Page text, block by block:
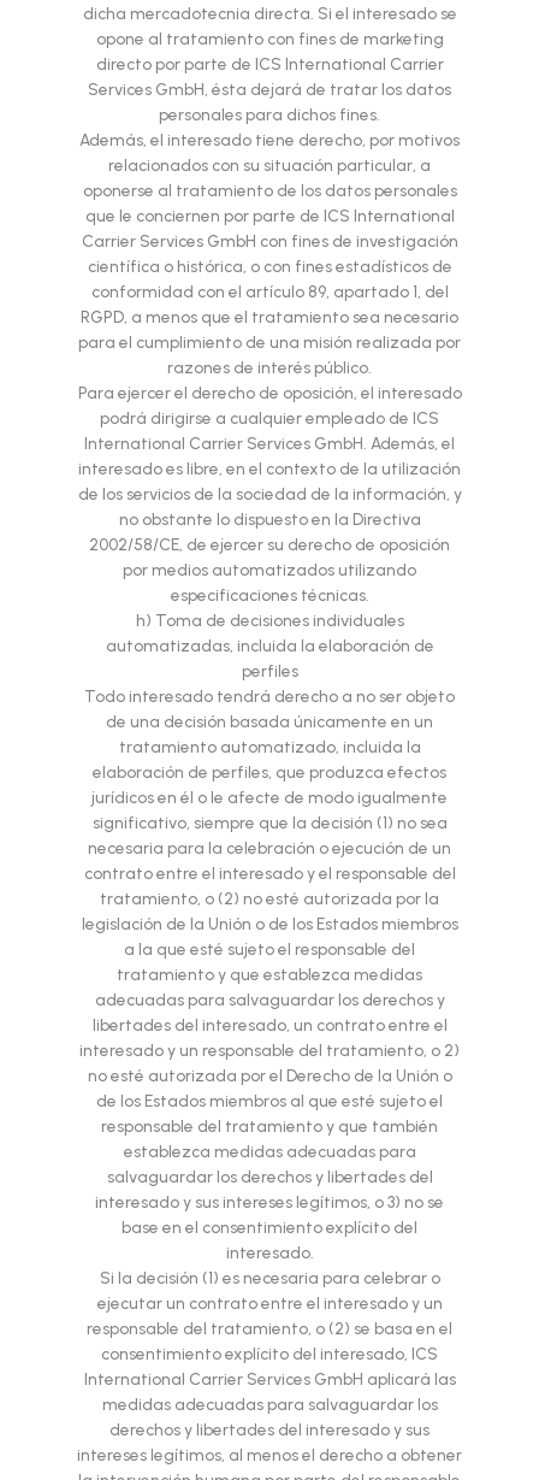
dicha mercadotecnia directa. Si el interesado se
opone al tratamiento con fines de marketing
directo por parte de ICS International Carrier
Services GmbH, ésta dejará de tratar los datos
personales para dichos fines.
Además, el interesado tiene derecho, por motivos
relacionados con su situación particular, a
oponerse al tratamiento de los datos personales
que le conciernen por parte de ICS International
Carrier Services GmbH con fines de investigación
científica o histórica, o con fines estadísticos de
conformidad con el artículo 89, apartado 1, del
RGPD, a menos que el tratamiento sea necesario
para el cumplimiento de una misión realizada por
razones de interés público.
Para ejercer el derecho de oposición, el interesado
podrá dirigirse a cualquier empleado de ICS
International Carrier Services GmbH. Además, el
interesado es libre, en el contexto de la utilización
de los servicios de la sociedad de la información, y
no obstante lo dispuesto en la Directiva
2002/58/CE, de ejercer su derecho de oposición
por medios automatizados utilizando
especificaciones técnicas.
h) Toma de decisiones individuales
automatizadas, incluida la elaboración de
perfiles
Todo interesado tendrá derecho a no ser objeto
de una decisión basada únicamente en un
tratamiento automatizado, incluida la
elaboración de perfiles, que produzca efectos
jurídicos en él o le afecte de modo igualmente
significativo, siempre que la decisión (1) no sea
necesaria para la celebración o ejecución de un
contrato entre el interesado y el responsable del
tratamiento, o (2) no esté autorizada por la
legislación de la Unión o de los Estados miembros
a la que esté sujeto el responsable del
tratamiento y que establezca medidas
adecuadas para salvaguardar los derechos y
libertades del interesado, un contrato entre el
interesado y un responsable del tratamiento, o 2)
no esté autorizada por el Derecho de la Unión o
de los Estados miembros al que esté sujeto el
responsable del tratamiento y que también
establezca medidas adecuadas para
salvaguardar los derechos y libertades del
interesado y sus intereses legítimos, o 3) no se
base en el consentimiento explícito del
interesado.
Si la decisión (1) es necesaria para celebrar o
ejecutar un contrato entre el interesado y un
responsable del tratamiento, o (2) se basa en el
consentimiento explícito del interesado, ICS
International Carrier Services GmbH aplicará las
medidas adecuadas para salvaguardar los
derechos y libertades del interesado y sus
intereses legítimos, al menos el derecho a obtener